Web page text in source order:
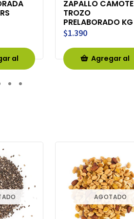
al
ZAPALLO CAMOTE
TROZO
PRELABORADO KG
$1.390
Agregar al
AGOTADO